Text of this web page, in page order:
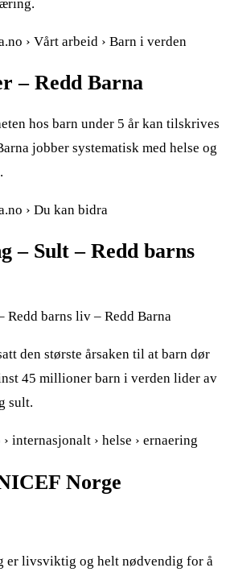
› Vårt arbeid › Barn i verden
– Redd Barna
hos barn under 5 år kan tilskrives
jobber systematisk med helse og
› Du kan bidra
– Sult – Redd barns
barns liv – Redd Barna
den største årsaken til at barn dør
45 millioner barn i verden lider av
sult.
internasjonalt › helse › ernaering
Norge
er livsviktig og helt nødvendig for å